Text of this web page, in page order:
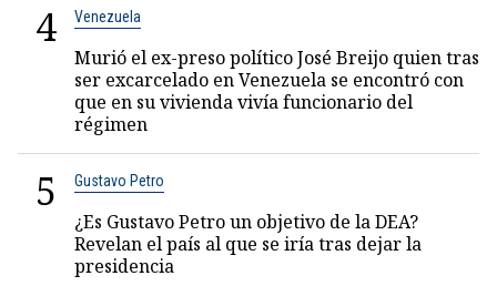
4 Venezuela
Murió el ex-preso político José Breijo quien tras
ser excarcelado en Venezuela se encontró con
que en su vivienda vivía funcionario del
régimen
5 Gustavo Petro
¿Es Gustavo Petro un objetivo de la DEA?
Revelan el país al que se iría tras dejar la
presidencia